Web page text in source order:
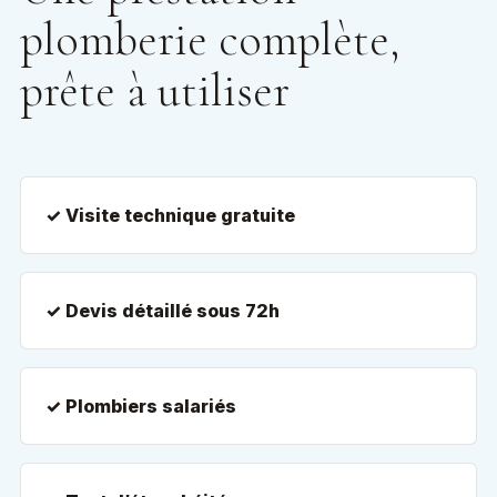
plomberie complète,
prête à utiliser
✓ Visite technique gratuite
✓ Devis détaillé sous 72h
✓ Plombiers salariés